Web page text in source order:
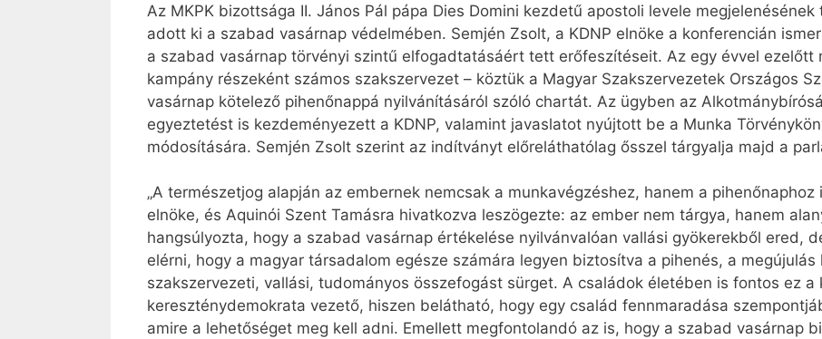
Az MKPK bizottsága II. János Pál pápa Dies Domini kezdetű apostoli levele
adott ki a szabad vasárnap védelmében. Semjén Zsolt, a KDNP elnöke a konferencián
a szabad vasárnap törvényi szintű elfogadtatásáért tett erőfeszítéseit. Az egy évvel ezelőtt
kampány részeként számos szakszervezet – köztük a Magyar Szakszervezetek Országos
vasárnap kötelező pihenőnappá nyilvánításáról szóló chartát. Az ügyben az
egyeztetést is kezdeményezett a KDNP, valamint javaslatot nyújtott be a Munka
módosítására. Semjén Zsolt szerint az indítványt előreláthatólag ősszel tárgyalja majd a
„A természetjog alapján az embernek nemcsak a munkavégzéshez, hanem a pihenőnaphoz
elnöke, és Aquinói Szent Tamásra hivatkozva leszögezte: az ember nem tárgya, hanem
hangsúlyozta, hogy a szabad vasárnap értékelése nyilvánvalóan vallási gyökerekből ered,
elérni, hogy a magyar társadalom egésze számára legyen biztosítva a pihenés, a
szakszervezeti, vallási, tudományos összefogást sürget. A családok életében is fontos ez a
kereszténydemokrata vezető, hiszen belátható, hogy egy család fennmaradása
amire a lehetőséget meg kell adni. Emellett megfontolandó az is, hogy a szabad vasárnap